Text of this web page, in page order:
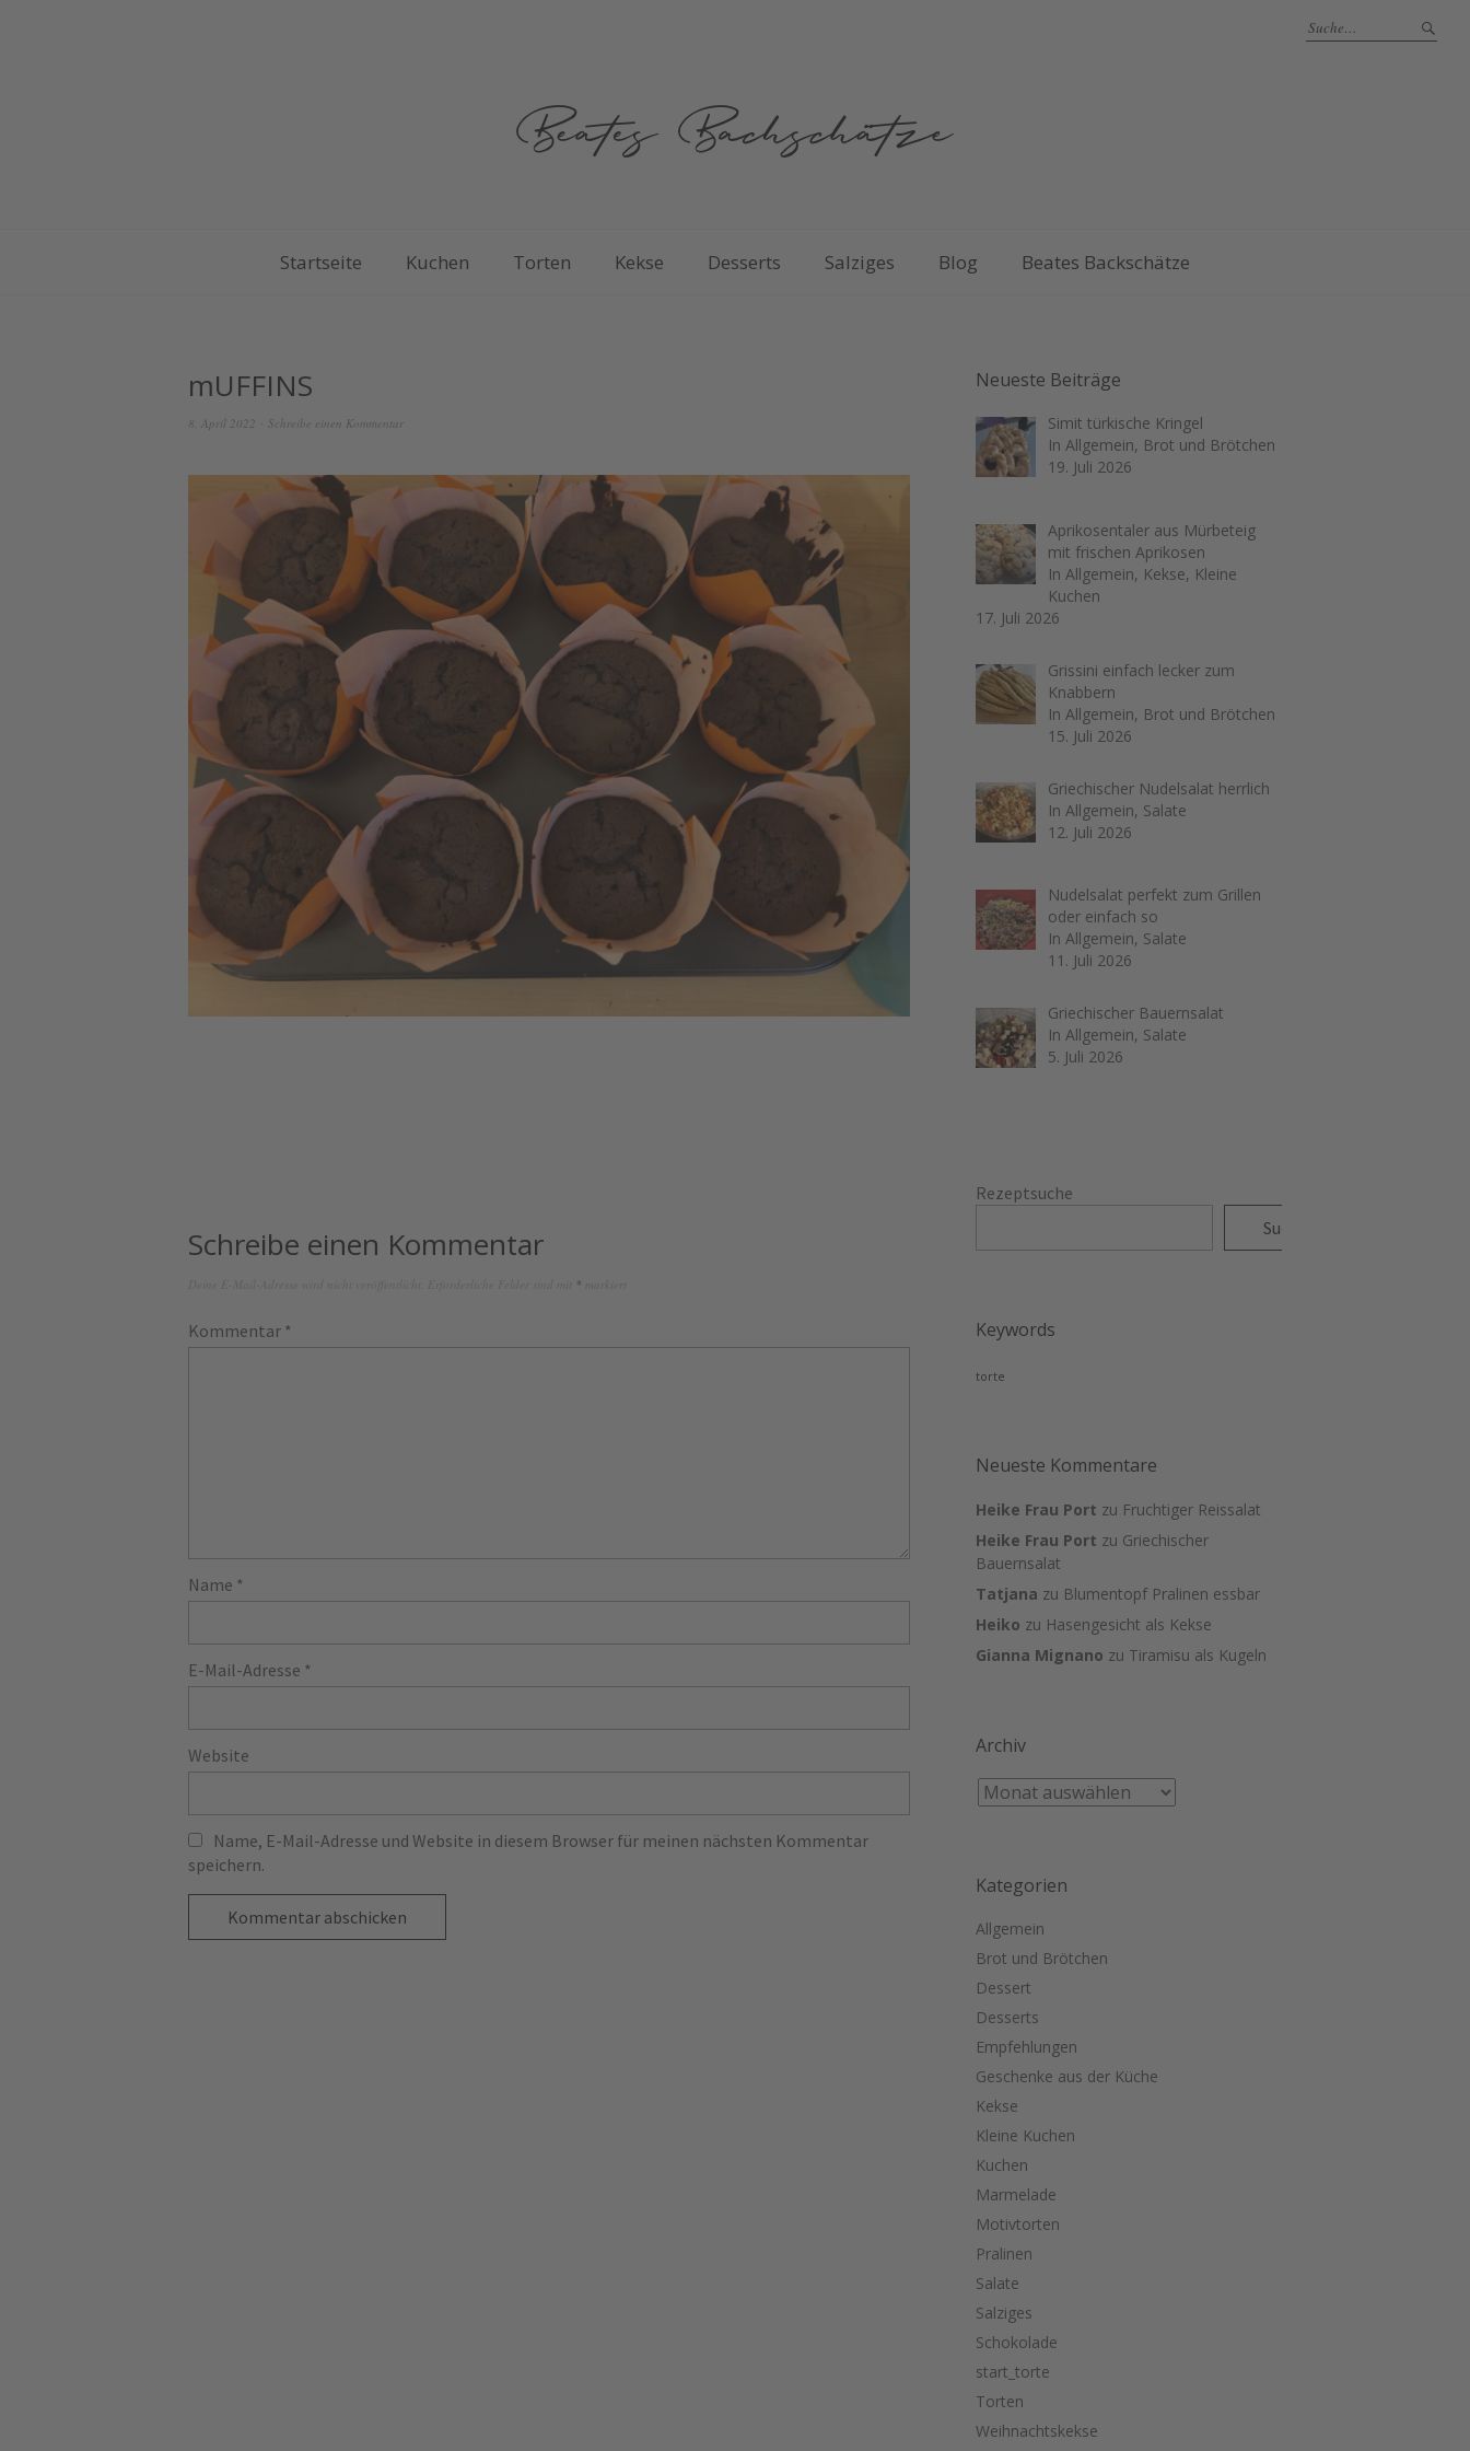
Startseite Kuchen Torten Kekse Desserts Salziges Blog Beates Backschätze
mUFFINS
8. April 2022 Schreibe einen Kommentar
Schreibe einen Kommentar
*
Kommentar *
Name *
E-Mail-Adresse *
Website
Name, E-Mail-Adresse und Website in diesem Browser für meinen nächsten Kommentar
speichern.
Neueste Beiträge
Simit türkische Kringel
In Allgemein, Brot und Brötchen
19. Juli 2026
Aprikosentaler aus Mürbeteig
mit frischen Aprikosen
In Allgemein, Kekse, Kleine
Kuchen
17. Juli 2026
Grissini einfach lecker zum
Knabbern
In Allgemein, Brot und Brötchen
15. Juli 2026
Griechischer Nudelsalat herrlich
In Allgemein, Salate
12. Juli 2026
Nudelsalat perfekt zum Grillen
oder einfach so
In Allgemein, Salate
11. Juli 2026
Griechischer Bauernsalat
In Allgemein, Salate
5. Juli 2026
Rezeptsuche
Suchen
Keywords
torte
Neueste Kommentare
Heike Frau Port zu Fruchtiger Reissalat
Heike Frau Port zu Griechischer
Bauernsalat
Tatjana zu Blumentopf Pralinen essbar
Heiko zu Hasengesicht als Kekse
Gianna Mignano zu Tiramisu als Kugeln
Archiv
Kategorien
Allgemein
Brot und Brötchen
Dessert
Desserts
Empfehlungen
Geschenke aus der Küche
Kekse
Kleine Kuchen
Kuchen
Marmelade
Motivtorten
Pralinen
Salate
Salziges
Schokolade
start_torte
Torten
Weihnachtskekse